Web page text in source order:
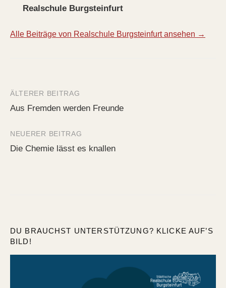
Realschule Burgsteinfurt
Alle Beiträge von Realschule Burgsteinfurt ansehen →
Beitrags-
Navigation
ÄLTERER BEITRAG
Aus Fremden werden Freunde
NEUERER BEITRAG
Die Chemie lässt es knallen
DU BRAUCHST UNTERSTÜTZUNG? KLICKE AUF’S
BILD!